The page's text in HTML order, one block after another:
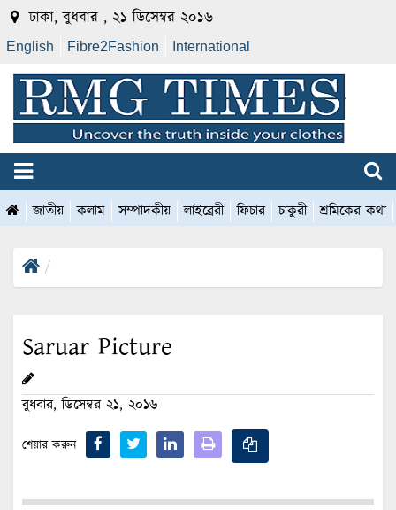
ঢাকা, বুধবার , ২১ ডিসেম্বর ২০১৬
English Fibre2Fashion International
জাতীয় কলাম সম্পাদকীয় লাইব্রেরী ফিচার চাকুরী শ্রমিকের কথা
Saruar Picture
বুধবার, ডিসেম্বর ২১, ২০১৬
শেয়ার করুন